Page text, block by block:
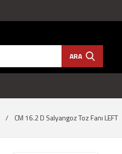
ARA
CM 16.2 D Salyangoz Toz Fanı LEFT